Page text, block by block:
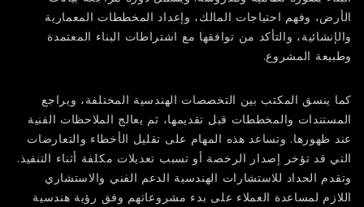
الأرض، وفهم احتياجات المالك، وإعداد المخططات المعمارية
والإنشائية، والتأكد من توافقها مع اشتراطات البناء المعتمدة
وطبيعة المشروع.
كما ينسق المكتب بين التخصصات الهندسية المختلفة، ويراجع
المستندات والمخططات قبل تقديمها، ثم يعالج الملاحظات الفنية
عند ظهورها. وتساعد هذه المهام على تقليل الأخطاء والتعارضات
التي قد تؤخر إصدار الرخصة أو تسبب تعديلات مكلفة أثناء التنفيذ.
وتقدم الحداد للاستشارات الهندسية الدعم الفني والاستشاري
اللازم لمساعدة العملاء على بدء مشروعاتهم وفق رؤية هندسية